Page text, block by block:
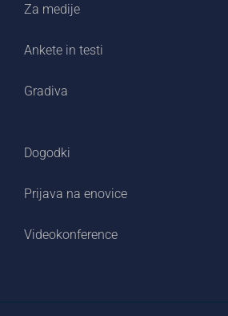
Za medije
Ankete in testi
Gradiva
Dogodki
Prijava na enovice
Videokonference